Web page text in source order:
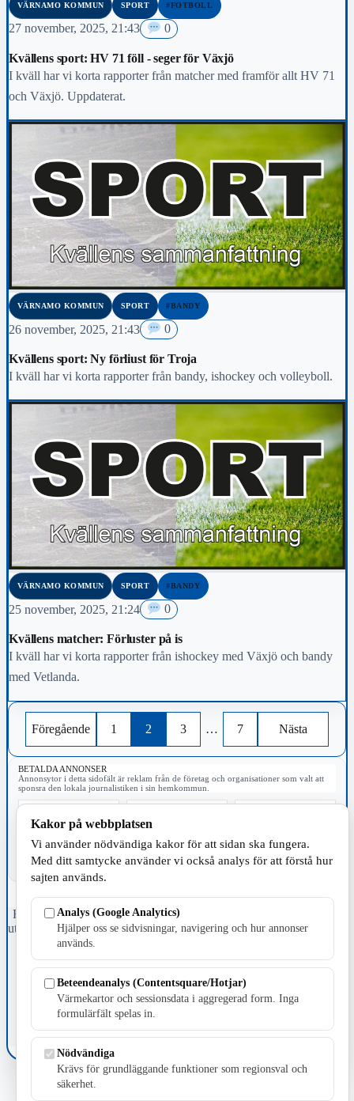
VÄRNAMO KOMMUN SPORT #FOTBOLL
27 november, 2025, 21:43 0
Kvällens sport: HV 71 föll - seger för Växjö
I kväll har vi korta rapporter från matcher med framför allt HV 71
och Växjö. Uppdaterat.
VÄRNAMO KOMMUN SPORT #BANDY
26 november, 2025, 21:43 0
Kvällens sport: Ny förliust för Troja
I kväll har vi korta rapporter från bandy, ishockey och volleyboll.
VÄRNAMO KOMMUN SPORT #BANDY
25 november, 2025, 21:24 0
Kvällens matcher: Förluster på is
I kväll har vi korta rapporter från ishockey med Växjö och bandy
med Vetlanda.
Föregående 1 2 3 … 7 Nästa
BETALDA ANNONSER
Annonsytor i detta sidofält är reklam från de företag och organisationer som valt att
sponsra den lokala journalistiken i sin hemkommun.
Fristående webbtidningsföretag grundat 1991 som sedan 2002 ger
ut tidningen Skillingaryd.nu och 2010 lanserades Värnamo.nu. Från
april 2026 omfattar Skillingaryd.nu tre kommuner: Gnosjö,
Värnamo och Vaggeryds kommun.
Kontakta oss
E-post: redaktionen@skillingaryd.nu
Postadress: Gisslaköp 1, 568 92 Skillingaryd
Kakinställningar
Kakor på webbplatsen
Vi använder nödvändiga kakor för att sidan ska fungera.
Med ditt samtycke använder vi också analys för att förstå hur
sajten används.
Analys (Google Analytics)
Hjälper oss se sidvisningar, navigering och hur annonser
används.
Beteendeanalys (Contentsquare/Hotjar)
Värmekartor och sessionsdata i aggregerad form. Inga
formulärfält spelas in.
Nödvändiga
Krävs för grundläggande funktioner som regionsval och
säkerhet.